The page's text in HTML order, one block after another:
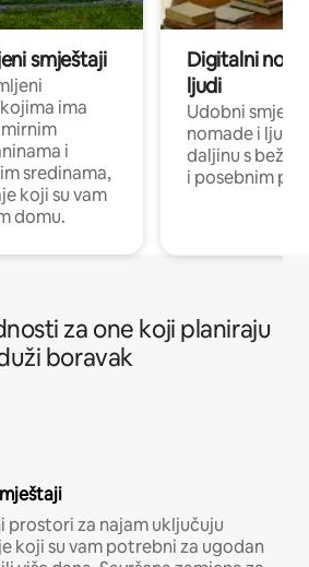
smještaji
ima
i
sredinama,
koji su vam
domu.
Digitalni
ljudi
Udobni
nomade i ljude
daljinu s
i posebnim
za one koji planiraju
boravak
prostori za najam uključuju
koji su vam potrebni za ugodan